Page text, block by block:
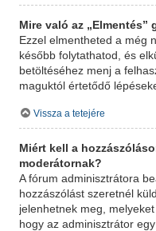
Mire való az
Ezzel elmentheted a még
később folytathatod, és
betöltéséhez menj a
maguktól értetődő
Vissza a tetejére
Miért kell a
moderátornak?
A fórum adminisztrátora
hozzászólást szeretnél
jelenhetnek meg,
hogy az adminisztrátor